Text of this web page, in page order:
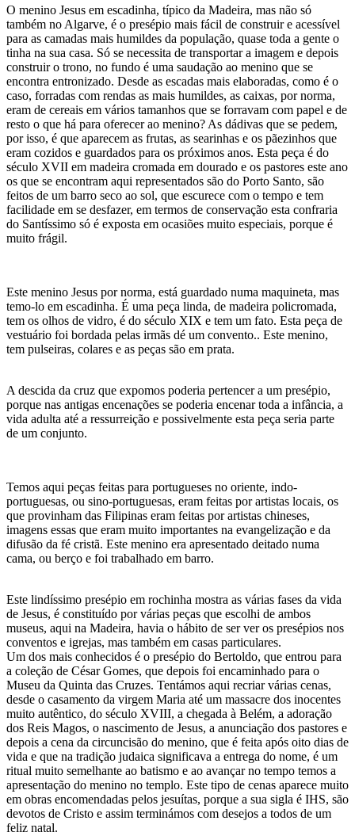
O menino Jesus em escadinha, típico da Madeira, mas não só
também no Algarve, é o presépio mais fácil de construir e acessível
para as camadas mais humildes da população, quase toda a gente o
tinha na sua casa. Só se necessita de transportar a imagem e depois
construir o trono, no fundo é uma saudação ao menino que se
encontra entronizado. Desde as escadas mais elaboradas, como é o
caso, forradas com rendas as mais humildes, as caixas, por norma,
eram de cereais em vários tamanhos que se forravam com papel e de
resto o que há para oferecer ao menino? As dádivas que se pedem,
por isso, é que aparecem as frutas, as searinhas e os pãezinhos que
eram cozidos e guardados para os próximos anos. Esta peça é do
século XVII em madeira cromada em dourado e os pastores este ano
os que se encontram aqui representados são do Porto Santo, são
feitos de um barro seco ao sol, que escurece com o tempo e tem
facilidade em se desfazer, em termos de conservação esta confraria
do Santíssimo só é exposta em ocasiões muito especiais, porque é
muito frágil.
Este menino Jesus por norma, está guardado numa maquineta, mas
temo-lo em escadinha. É uma peça linda, de madeira policromada,
tem os olhos de vidro, é do século XIX e tem um fato. Esta peça de
vestuário foi bordada pelas irmãs dé um convento.. Este menino,
tem pulseiras, colares e as peças são em prata.
A descida da cruz que expomos poderia pertencer a um presépio,
porque nas antigas encenações se poderia encenar toda a infância, a
vida adulta até a ressurreição e possivelmente esta peça seria parte
de um conjunto.
Temos aqui peças feitas para portugueses no oriente, indo-
portuguesas, ou sino-portuguesas, eram feitas por artistas locais, os
que provinham das Filipinas eram feitas por artistas chineses,
imagens essas que eram muito importantes na evangelização e da
difusão da fé cristã. Este menino era apresentado deitado numa
cama, ou berço e foi trabalhado em barro.
Este lindíssimo presépio em rochinha mostra as várias fases da vida
de Jesus, é constituído por várias peças que escolhi de ambos
museus, aqui na Madeira, havia o hábito de ser ver os presépios nos
conventos e igrejas, mas também em casas particulares.
Um dos mais conhecidos é o presépio do Bertoldo, que entrou para
a coleção de César Gomes, que depois foi encaminhado para o
Museu da Quinta das Cruzes. Tentámos aqui recriar várias cenas,
desde o casamento da virgem Maria até um massacre dos inocentes
muito autêntico, do século XVIII, a chegada à Belém, a adoração
dos Reis Magos, o nascimento de Jesus, a anunciação dos pastores e
depois a cena da circuncisão do menino, que é feita após oito dias de
vida e que na tradição judaica significava a entrega do nome, é um
ritual muito semelhante ao batismo e ao avançar no tempo temos a
apresentação do menino no templo. Este tipo de cenas aparece muito
em obras encomendadas pelos jesuítas, porque a sua sigla é IHS, são
devotos de Cristo e assim terminámos com desejos a todos de um
feliz natal.